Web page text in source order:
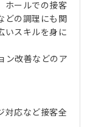
ホールでの接客
どの調理にも関
いスキルを身に
ン改善などのア
対応など接客全